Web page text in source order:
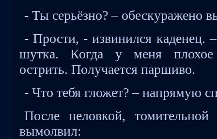
- Ты серьёзно? – обескуражено
- Прости, - извинился каденец.
шутка. Когда у меня плохое
острить. Получается паршиво.
- Что тебя гложет? – напрямую
После неловкой,
вымолвил: